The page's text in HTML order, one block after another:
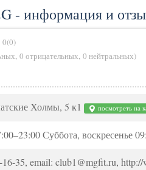
- информация и
0(0)
, 0 отрицательных, 0 нейтральных)
Холмы, 5 к1 посмотреть на
Суббота, воскресенье
16-35, email: club1@mgfit.ru,